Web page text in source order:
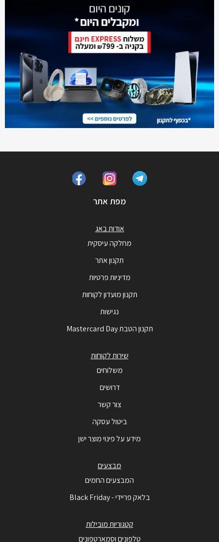
מפת אתר
אודות באג
מחלקה עיסקית
תקנון אתר
מדיניות פרטיות
תקנון מועדון לקוחות
נגישות
תקנון הטבת Mastercard Day
שירות לקוחות
משלוחים
דרושים
צור קשר
ביטול עסקה
מידע על פינוי מוצר ישן
מבצעים
המבצעים החמים
בלאק פריידי - Black Friday
קטגוריות מובילות
טלפונים וסמארטפונים